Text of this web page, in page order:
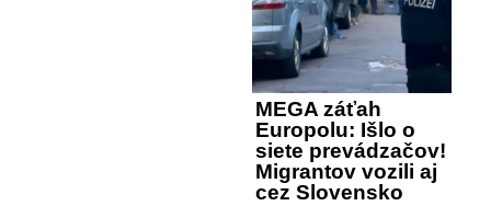
MEGA záťah
Europolu: Išlo o
siete prevádzačov!
Migrantov vozili aj
cez Slovensko